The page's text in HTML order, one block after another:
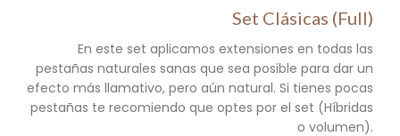
Set Clásicas (Full)
En este set aplicamos extensiones en todas las
pestañas naturales sanas que sea posible para dar un
efecto más llamativo, pero aún natural. Si tienes pocas
pestañas te recomiendo que optes por el set (Híbridas
o volumen).